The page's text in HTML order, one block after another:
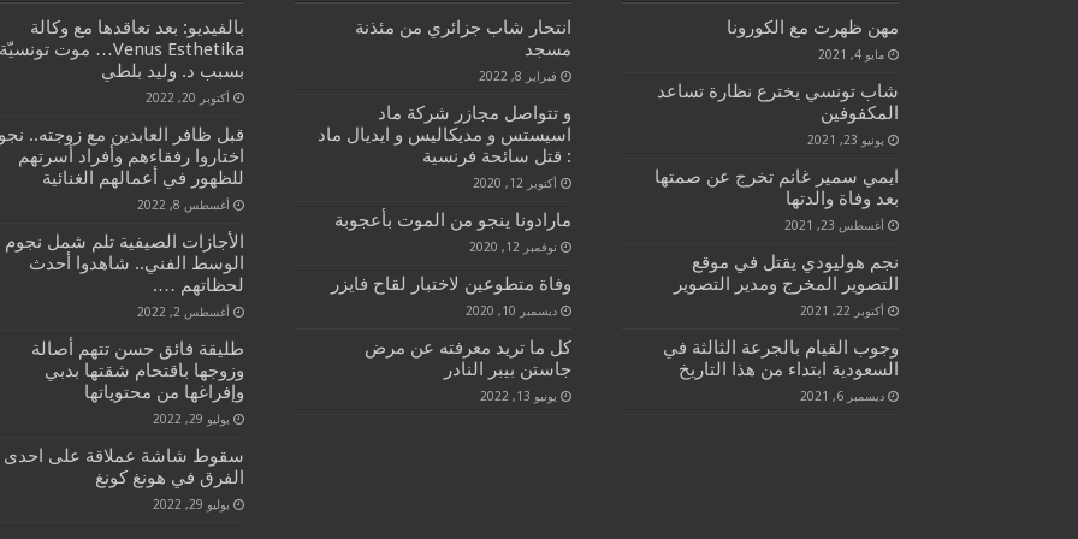
مهن ظهرت مع الكورونا
مايو 4, 2021
شاب تونسي يخترع نظارة تساعد
المكفوفين
يونيو 23, 2021
ايمي سمير غانم تخرج عن صمتها
بعد وفاة والدتها
أغسطس 23, 2021
نجم هوليودي يقتل في موقع
التصوير المخرج ومدير التصوير
أكتوبر 22, 2021
وجوب القيام بالجرعة الثالثة في
السعودية ابتداء من هذا التاريخ
ديسمبر 6, 2021
انتحار شاب جزائري من مئذنة
مسجد
فبراير 8, 2022
و تتواصل مجازر شركة ماد
اسيستس و مديكاليس و ايديال ماد
: قتل سائحة فرنسية
أكتوبر 12, 2020
مارادونا ينجو من الموت بأعجوبة
نوفمبر 12, 2020
وفاة متطوعين لاختبار لقاح فايزر
ديسمبر 10, 2020
كل ما تريد معرفته عن مرض
جاستن بيبر النادر
يونيو 13, 2022
بالفيديو: بعد تعاقدها مع وكالة
Venus Esthetika… موت تونسيّة
بسبب د. وليد بلطي
أكتوبر 20, 2022
قبل ظافر العابدين مع زوجته..
اختاروا رفقاءهم وأفراد أسرتهم
للظهور في أعمالهم الغنائية
أغسطس 8, 2022
الأجازات الصيفية تلم شمل نجوم
الوسط الفني.. شاهدوا أحدث
لحظاتهم ….
أغسطس 2, 2022
طليقة فائق حسن تتهم أصالة
وزوجها باقتحام شقتها بدبي
وإفراغها من محتوياتها
يوليو 29, 2022
سقوط شاشة عملاقة على احدى
الفرق في هونغ كونغ
يوليو 29, 2022